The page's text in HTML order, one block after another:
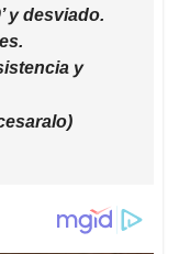
y desviado.
y